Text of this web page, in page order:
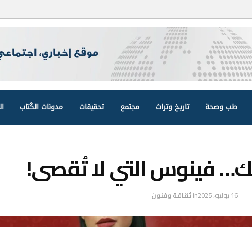
طب وصحة تاريخ وتراث مجتمع تحقيقات مدونات الكُتاب
فينوس التي لا تُقصى!
16 يوليو، 2025 inثقافة وفنون